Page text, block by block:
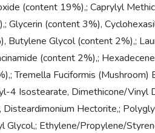
(content 19%),; Caprylyl
Glycerin (content 3%),
Butylene Glycol (content 2%),;
(content 2%),;
Tremella Fuciformis
4 Isostearate, Dimethicone/Vinyl
Hectorite,;
Ethylene/Propylene/